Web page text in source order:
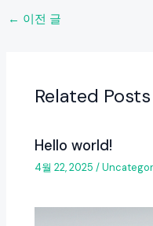
← 이전 글
Related Posts
Hello world!
4월 22, 2025/